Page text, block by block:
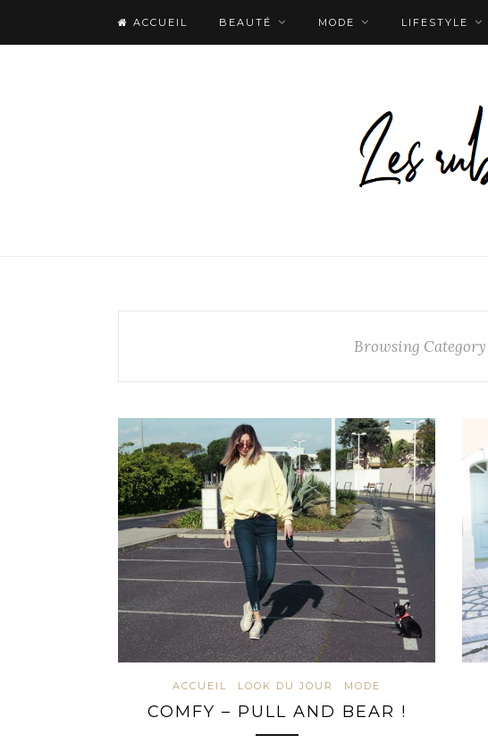
ACCUEIL BEAUTÉ MODE LIFESTYLE
Browsing Category
ACCUEIL LOOK DU JOUR MODE
COMFY – PULL AND BEAR !